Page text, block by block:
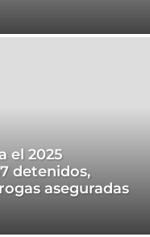
el 2025
detenidos,
aseguradas